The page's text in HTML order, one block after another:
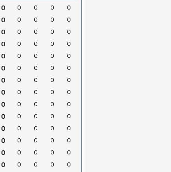
0 0 0 0
0
0 0 0 0
0
0 0 0 0
0
0 0 0 0
0
0 0 0 0
0
0 0 0 0
0
0 0 0 0
0
0 0 0 0
0
0 0 0 0
0
0 0 0 0
0
0 0 0 0
0
0 0 0 0
0
0 0 0 0
0
0 0 0 0
0